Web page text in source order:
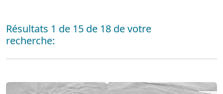
Résultats 1 de 15 de 18 de votre
recherche: